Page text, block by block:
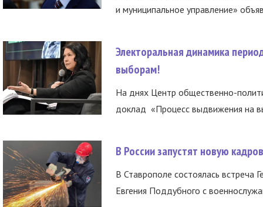
и муниципальное управление»
Электоральная динамика
выборам!
На днях Центр общественно-
доклад «Процесс выдвижения на
В России запустят новую
В Ставрополе состоялась встреча
Евгения Поддубного с